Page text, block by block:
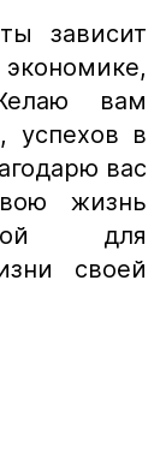
зависит
вам
успехов в
вас
жизнь
для
своей